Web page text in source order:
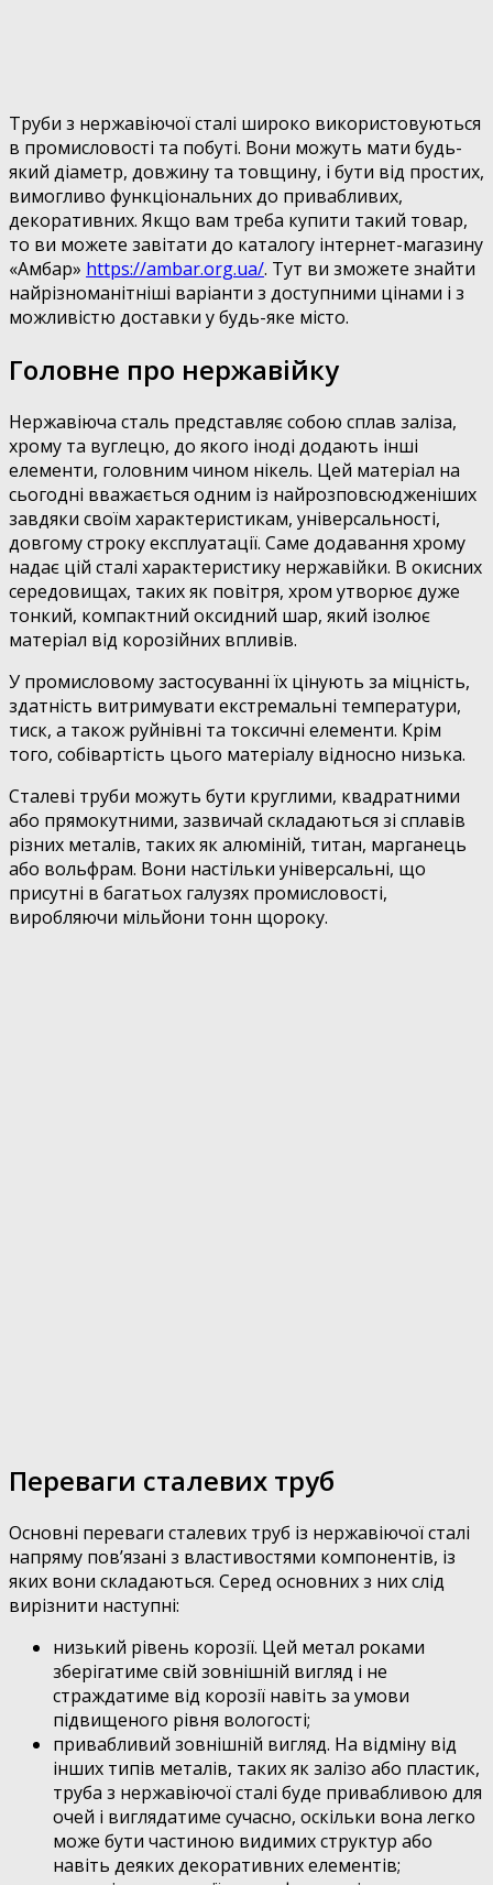
Труби з нержавіючої сталі широко використовуються
в промисловості та побуті. Вони можуть мати будь-
який діаметр, довжину та товщину, і бути від простих,
вимогливо функціональних до привабливих,
декоративних. Якщо вам треба купити такий товар,
то ви можете завітати до каталогу інтернет-магазину
«Амбар» https://ambar.org.ua/. Тут ви зможете знайти
найрізноманітніші варіанти з доступними цінами і з
можливістю доставки у будь-яке місто.
Головне про нержавійку
Нержавіюча сталь представляє собою сплав заліза,
хрому та вуглецю, до якого іноді додають інші
елементи, головним чином нікель. Цей матеріал на
сьогодні вважається одним із найрозповсюдженіших
завдяки своїм характеристикам, універсальності,
довгому строку експлуатації. Саме додавання хрому
надає цій сталі характеристику нержавійки. В окисних
середовищах, таких як повітря, хром утворює дуже
тонкий, компактний оксидний шар, який ізолює
матеріал від корозійних впливів.
У промисловому застосуванні їх цінують за міцність,
здатність витримувати екстремальні температури,
тиск, а також руйнівні та токсичні елементи. Крім
того, собівартість цього матеріалу відносно низька.
Сталеві труби можуть бути круглими, квадратними
або прямокутними, зазвичай складаються зі сплавів
різних металів, таких як алюміній, титан, марганець
або вольфрам. Вони настільки універсальні, що
присутні в багатьох галузях промисловості,
виробляючи мільйони тонн щороку.
Переваги сталевих труб
Основні переваги сталевих труб із нержавіючої сталі
напряму пов’язані з властивостями компонентів, із
яких вони складаються. Серед основних з них слід
вирізнити наступні:
низький рівень корозії. Цей метал роками
зберігатиме свій зовнішній вигляд і не
страждатиме від корозії навіть за умови
підвищеного рівня вологості;
привабливий зовнішній вигляд. На відміну від
інших типів металів, таких як залізо або пластик,
труба з нержавіючої сталі буде привабливою для
очей і виглядатиме сучасно, оскільки вона легко
може бути частиною видимих структур або
навіть деяких декоративних елементів;